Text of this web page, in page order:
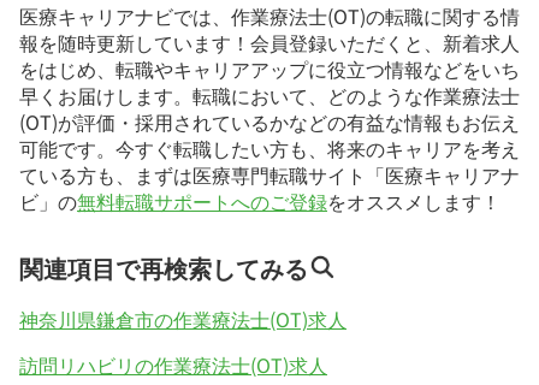
医療キャリアナビでは、作業療法士(OT)の転職に関する情
報を随時更新しています！会員登録いただくと、新着求人
をはじめ、転職やキャリアアップに役立つ情報などをいち
早くお届けします。転職において、どのような作業療法士
(OT)が評価・採用されているかなどの有益な情報もお伝え
可能です。今すぐ転職したい方も、将来のキャリアを考え
ている方も、まずは医療専門転職サイト「医療キャリアナ
ビ」の無料転職サポートへのご登録をオススメします！
関連項目で再検索してみる
神奈川県鎌倉市の作業療法士(OT)求人
訪問リハビリの作業療法士(OT)求人